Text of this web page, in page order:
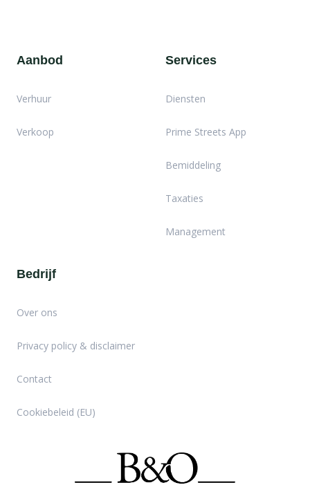
Aanbod
Verhuur
Verkoop
Services
Diensten
Prime Streets App
Bemiddeling
Taxaties
Management
Bedrijf
Over ons
Privacy policy & disclaimer
Contact
Cookiebeleid (EU)